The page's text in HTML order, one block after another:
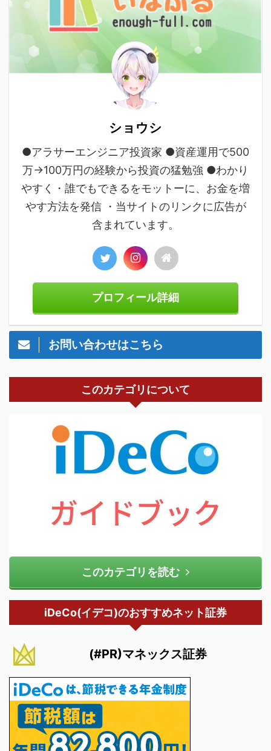
ショウシ
●アラサーエンジニア投資家 ●資産運用で500
万→100万円の経験から投資の猛勉強 ●わかり
やすく・誰でもできるをモットーに、お金を増
やす方法を発信 ・当サイトのリンクに広告が
含まれています。
プロフィール詳細
お問い合わせはこちら
このカテゴリについて
このカテゴリを読む
iDeCo(イデコ)のおすすめネット証券
(#PR)マネックス証券